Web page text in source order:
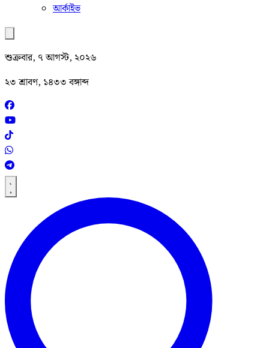
আর্কাইভ
শুক্রবার, ৭ আগস্ট, ২০২৬
২৩ শ্রাবণ, ১৪৩৩ বঙ্গাব্দ